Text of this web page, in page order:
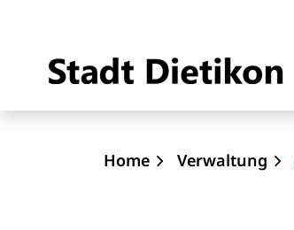
zur Startseite
Direkt zur Hauptnavigation
Direkt zum Inhalt
Direkt zur Suche
Direkt zum Stichwortverzeichnis
Home Verwaltung